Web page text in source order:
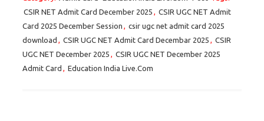
CSIR NET Admit Card December 2025 , CSIR UGC NET Admit
Card 2025 December Session , csir ugc net admit card 2025
download , CSIR UGC NET Admit Card Decembar 2025 , CSIR
UGC NET December 2025 , CSIR UGC NET December 2025
Admit Card , Education India Live.Com